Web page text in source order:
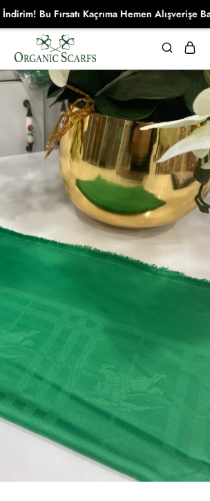
Bu Fırsatı Kaçrıma Hemen Alışverişe Başla!